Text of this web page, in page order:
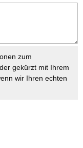
zum
gekürzt mit Ihrem
wir Ihren echten